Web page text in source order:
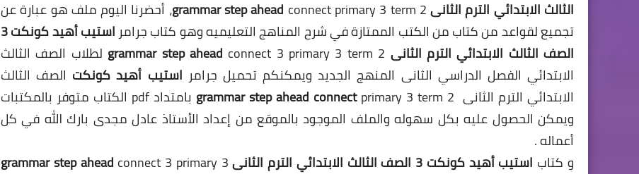
الثالث الابتدائي الترم الثانى grammar step ahead
connect primary 3 term 2، أحضرنا اليوم ملف هو عبارة عن
تجميع لقواعد من كتاب من الكتب الممتازة في شرح المناهج التعليميه وهو كتابجرامر
استيب أهيد كونكت 3
الصف الثالث الابتدائي الترم الثانى grammar step ahead connect 3 primary 3 term 2 لطلاب الصف
الثالث
الابتدائي الفصل الدراسي الثانى المنهج الجديد ويمكنكم تحميل جرامر استيب أهيد كونكت الصف الثالث
الابتدائي الترم الثانى
grammar step ahead connect
primary 3 term 2 بامتداد pdf الكتاب متوفر بالمكتبات
ويمكن الحصول عليه بكل سهوله والملف الموجود بالموقع من إعداد الأستاذ عادل مجدى بارك الله في كل
أعماله .
و كتاب استيب أهيد كونكت 3 الصف الثالث الابتدائي الترم الثانى grammar step ahead connect 3 primary 3